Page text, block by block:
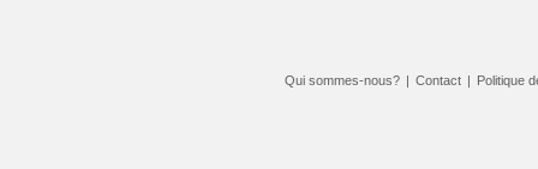
Qui sommes-nous? | Contact | Politique